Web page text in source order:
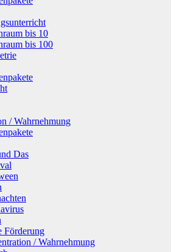
bis 10
bis 100
/ Wahrnehmung
Das
Förderung
/ Wahrnehmung